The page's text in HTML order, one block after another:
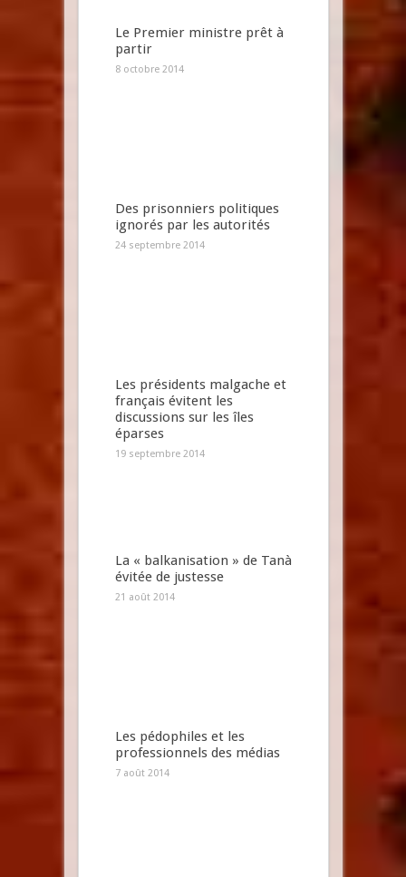
Le Premier ministre prêt à
partir
8 octobre 2014
Des prisonniers politiques
ignorés par les autorités
24 septembre 2014
Les présidents malgache et
français évitent les
discussions sur les îles
éparses
19 septembre 2014
La « balkanisation » de Tanà
évitée de justesse
21 août 2014
Les pédophiles et les
professionnels des médias
7 août 2014